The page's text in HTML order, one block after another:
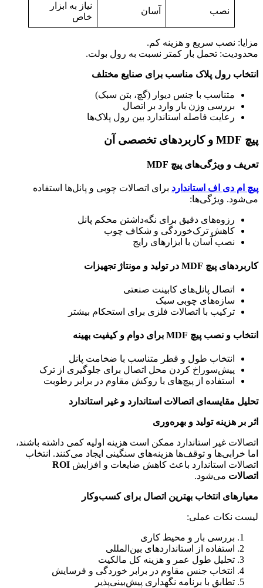
نصب آسان
نیاز به ابزار
خاص
مزایا: نصب سریع و هزینه کم.
محدودیت: تحمل بار کمتر نسبت به رول بولت.
انتخاب رول پلاک مناسب برای صنایع مختلف
متناسب با جنس دیوار (گچ، بتن سبک)
بررسی وزن بار وارد بر اتصال
رعایت فاصله استاندارد بین رول پلاک‌ها
پیچ MDF و کاربردهای تخصصی آن
تعریف و ویژگی‌های پیچ MDF
پیچ ام دی اف استاندارد برای اتصالات چوبی و پانل‌ها استفاده
می‌شود. ویژگی‌ها:
رزوه‌های دقیق برای نگه‌داشتن محکم پانل
کاهش ترک‌خوردگی و شکاف چوب
نصب آسان با ابزارهای رایج
کاربردهای پیچ MDF در تولید و مونتاژ تجهیزات
اتصال پانل‌های کابینت صنعتی
سازه‌های چوبی سبک
ترکیب با اتصالات فلزی برای استحکام بیشتر
انتخاب و نصب پیچ MDF برای دوام و کیفیت بهینه
انتخاب طول و قطر متناسب با ضخامت پانل
پیش‌سوراخ کردن محل اتصال برای جلوگیری از ترک
استفاده از پیچ‌های با روکش مقاوم در برابر رطوبت
تحلیل مقایسه‌ای اتصالات استاندارد و غیر استاندارد
اثر بر هزینه تولید و بهره‌وری
اتصالات غیر استاندارد ممکن است هزینه اولیه کمی داشته باشند،
اما خرابی‌ها و توقف‌ها هزینه‌های سنگینی ایجاد می‌کنند. انتخاب
اتصالات استاندارد باعث کاهش ضایعات و افزایش ROI
اتصالات می‌شود.
معیارهای انتخاب بهترین اتصال برای کسب‌وکار
لیست نکات عملی:
بررسی بار و محیط کاری
استفاده از استانداردهای بین‌المللی
تحلیل طول عمر و هزینه کل مالکیت
انتخاب جنس مقاوم در برابر خوردگی و فرسایش
تطابق با برنامه نگهداری پیش‌بینی‌پذیر